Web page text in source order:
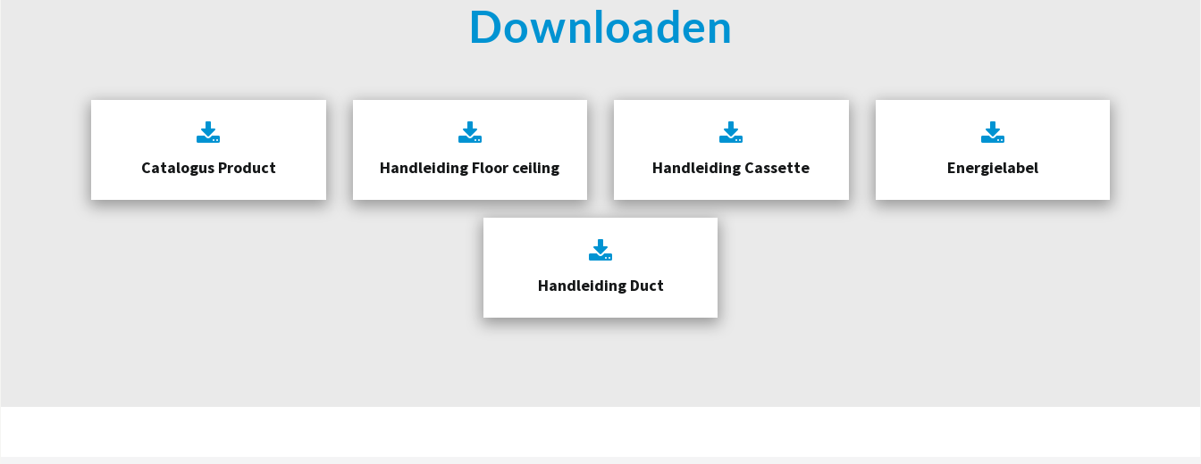
Downloaden
Catalogus Product Handleiding Floor ceiling Handleiding Cassette Energielabel
Handleiding Duct